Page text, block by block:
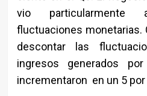
vio
fluctuaciones monetarias.
descontar las
ingresos generados
incrementaron en un 5